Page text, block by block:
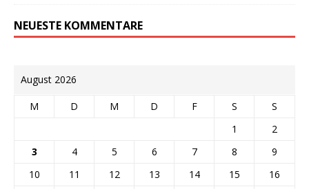
NEUESTE KOMMENTARE
August 2026
M D M D F S
S
1
2
3
4 5 6 7 8
9
10
11 12 13 14 15
16